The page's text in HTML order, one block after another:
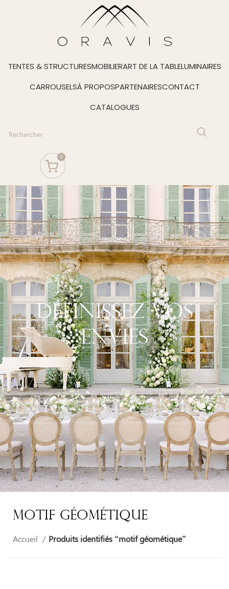
TENTES & STRUCTURESMOBILIERART DE LA TABLELUMINAIRES
CARROUSELSÀ PROPOSPARTENAIRESCONTACT
CATALOGUES
0
Définissez Vos
Envies
Motif Géométique
Accueil Produits identifiés “motif géométique”